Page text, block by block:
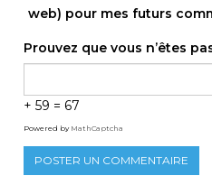
web) pour mes futurs
Prouvez que vous n’êtes
+ 59 = 67
Powered by MathCaptcha